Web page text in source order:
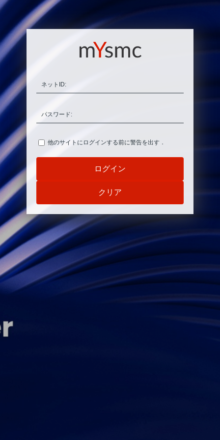
ネットID:
パスワード:
他のサイトにログインする前に警告を出す．